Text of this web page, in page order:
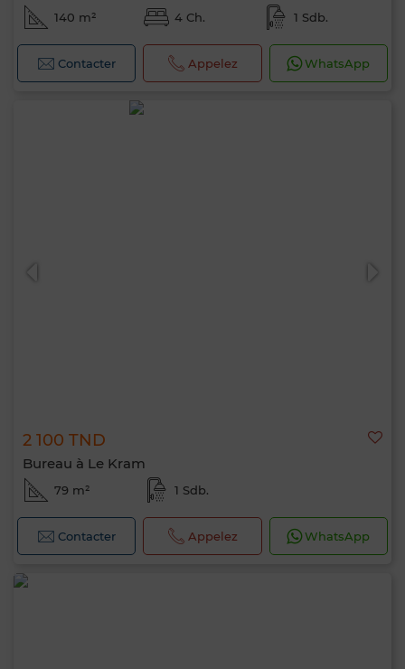
140 m² 4 Ch. 1 Sdb.
Contacter Appelez WhatsApp
2 100 TND
Bureau à Le Kram
79 m² 1 Sdb.
Contacter Appelez WhatsApp